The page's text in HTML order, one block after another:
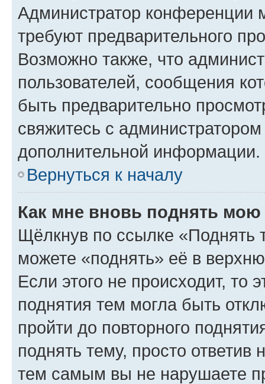
Администратор конференции
требуют предварительного
Возможно также, что
пользователей, сообщения
быть предварительно
свяжитесь с
дополнительной информации.
Вернуться к началу
Как мне вновь поднять мою
Щёлкнув по ссылке «Поднять
можете «поднять» её в
Если этого не происходит, то
поднятия тем могла быть
пройти до повторного
поднять тему, просто ответив
тем самым вы не нарушаете